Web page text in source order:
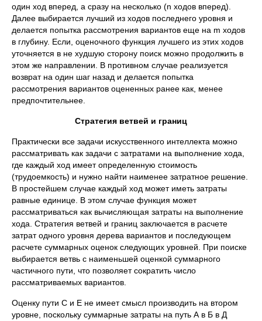
один ход вперед, а сразу на несколько (n ходов вперед).
Далее выбирается лучший из ходов последнего уровня и
делается попытка рассмотрения вариантов еще на m ходов
в глубину. Если, оценочного функция лучшего из этих ходов
уточняется в не худшую сторону поиск можно продолжить в
этом же направлении. В противном случае реализуется
возврат на один шаг назад и делается попытка
рассмотрения вариантов оцененных ранее как, менее
предпочтительнее.
Стратегия ветвей и границ
Практически все задачи искусственного интеллекта можно
рассматривать как задачи с затратами на выполнение хода,
где каждый ход имеет определенную стоимость
(трудоемкость) и нужно найти наименее затратное решение.
В простейшем случае каждый ход может иметь затраты
равные единице. В этом случае функция может
рассматриваться как вычисляющая затраты на выполнение
хода. Стратегия ветвей и границ заключается в расчете
затрат одного уровня дерева вариантов и последующем
расчете суммарных оценок следующих уровней. При поиске
выбирается ветвь с наименьшей оценкой суммарного
частичного пути, что позволяет сократить число
рассматриваемых вариантов.
Оценку пути C и Е не имеет смысл производить на втором
уровне, поскольку суммарные затраты на путь А в Б в Д